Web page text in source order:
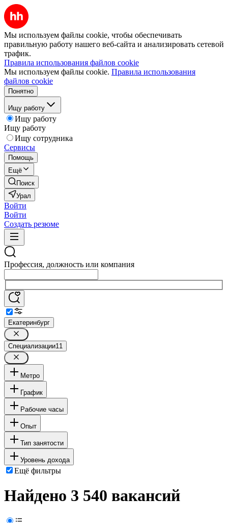
Мы используем файлы cookie, чтобы обеспечивать
правильную работу нашего веб-сайта и анализировать сетевой
трафик.
Правила использования файлов cookie
Мы используем файлы cookie. Правила использования
файлов cookie
Понятно
Ищу работу
Ищу работу
Ищу работу
Ищу сотрудника
Сервисы
Помощь
Ещё
Поиск
Урал
Войти
Войти
Создать резюме
Профессия, должность или компания
Екатеринбург
Специализации11
Метро
График
Рабочие часы
Опыт
Тип занятости
Уровень дохода
Ещё фильтры
Найдено 3 540 вакансий